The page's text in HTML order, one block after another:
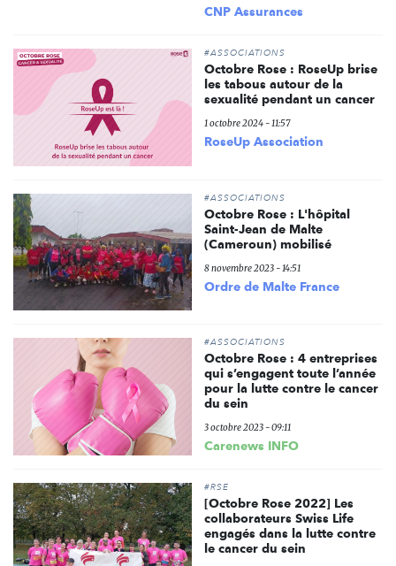
CNP Assurances
#ASSOCIATIONS
Octobre Rose : RoseUp brise
les tabous autour de la
sexualité pendant un cancer
1 octobre 2024 - 11:57
RoseUp Association
#ASSOCIATIONS
Octobre Rose : L'hôpital
Saint-Jean de Malte
(Cameroun) mobilisé
8 novembre 2023 - 14:51
Ordre de Malte France
#ASSOCIATIONS
Octobre Rose : 4 entreprises
qui s’engagent toute l’année
pour la lutte contre le cancer
du sein
3 octobre 2023 - 09:11
Carenews INFO
#RSE
[Octobre Rose 2022] Les
collaborateurs Swiss Life
engagés dans la lutte contre
le cancer du sein